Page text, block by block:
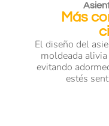
Más
El diseño del
moldeada
evitando
estés